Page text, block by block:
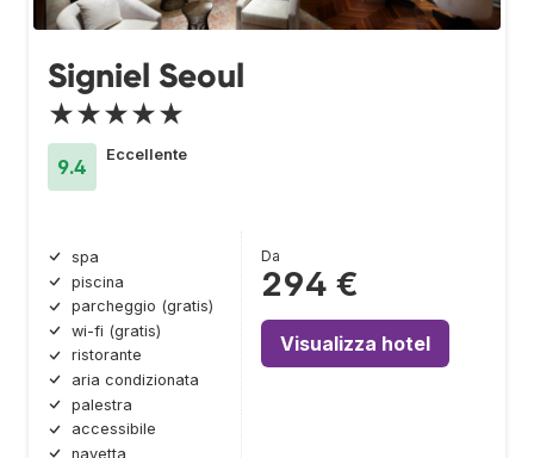
Signiel Seoul
★★★★★
9.4
Eccellente
spa
piscina
parcheggio (gratis)
wi-fi (gratis)
ristorante
aria condizionata
palestra
accessibile
navetta
Da
294 €
Visualizza hotel